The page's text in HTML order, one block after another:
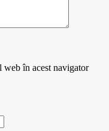
web în acest navigator